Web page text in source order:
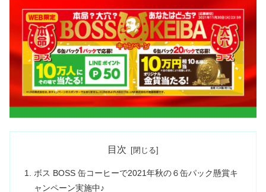
目次
ボス BOSS 缶コーヒーで2021年秋の６缶パック懸賞キ
ャンペーン実施中♪